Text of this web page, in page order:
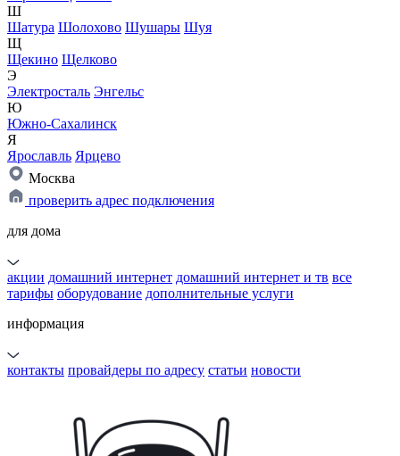
Ш
Шатура Шолохово Шушары Шуя
Щ
Щекино Щелково
Э
Электросталь Энгельс
Ю
Южно-Сахалинск
Я
Ярославль Ярцево
Москва
проверить адрес подключения
для дома
акции домашний интернет домашний интернет и тв все
тарифы оборудование дополнительные услуги
информация
контакты провайдеры по адресу статьи новости